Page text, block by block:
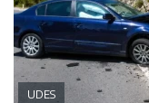
UDES